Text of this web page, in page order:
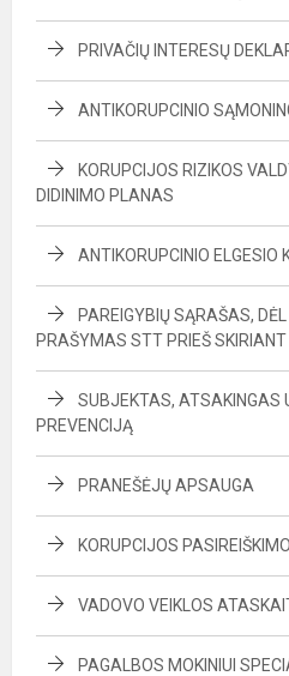
PRIVAČIŲ INTERESŲ
ANTIKORUPCINIO
KORUPCIJOS RIZIKOS
DIDINIMO PLANAS
ANTIKORUPCINIO ELGESIO
PAREIGYBIŲ SĄRAŠAS,
PRAŠYMAS STT PRIEŠ
SUBJEKTAS, ATSAKINGAS
PREVENCIJĄ
PRANEŠĖJŲ APSAUGA
KORUPCIJOS
VADOVO VEIKLOS
PAGALBOS MOKINIUI